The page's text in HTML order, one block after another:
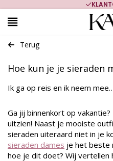
Terug
Hoe kun je je sieraden
Ik ga op reis en ik neem
Ga jij binnenkort op
uitzien! Naast je mooiste
sieraden uiteraard niet in je
sieraden dames je het beste
hoe je dit doet? Wij vertellen